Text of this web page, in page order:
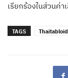
เรียกร้องในส่วนค่
TAGS Thaitabloid